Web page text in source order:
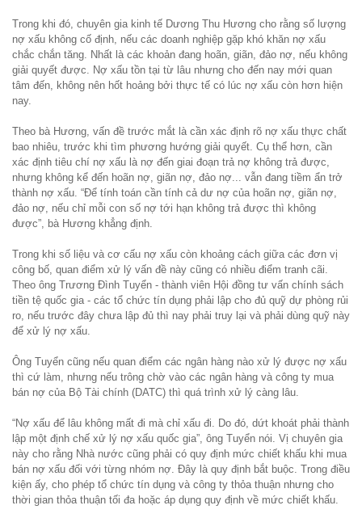
Trong khi đó, chuyên gia kinh tế Dương Thu Hương cho rằng số lượng
nợ xấu không cố định, nếu các doanh nghiệp gặp khó khăn nợ xấu
chắc chắn tăng. Nhất là các khoản đang hoãn, giãn, đảo nợ, nếu không
giải quyết được. Nợ xấu tồn tại từ lâu nhưng cho đến nay mới quan
tâm đến, không nên hốt hoảng bởi thực tế có lúc nợ xấu còn hơn hiện
nay.
Theo bà Hương, vấn đề trước mắt là cần xác định rõ nợ xấu thực chất
bao nhiêu, trước khi tìm phương hướng giải quyết. Cụ thể hơn, cần
xác định tiêu chí nợ xấu là nợ đến giai đoạn trả nợ không trả được,
nhưng không kể đến hoãn nợ, giãn nợ, đảo nợ... vẫn đang tiềm ẩn trở
thành nợ xấu. “Để tính toán cần tính cả dư nợ của hoãn nợ, giãn nợ,
đảo nợ, nếu chỉ mỗi con số nợ tới hạn không trả được thì không
được”, bà Hương khẳng định.
Trong khi số liệu và cơ cấu nợ xấu còn khoảng cách giữa các đơn vị
công bố, quan điểm xử lý vấn đề này cũng có nhiều điểm tranh cãi.
Theo ông Trương Đình Tuyển - thành viên Hội đồng tư vấn chính sách
tiền tệ quốc gia - các tổ chức tín dụng phải lập cho đủ quỹ dự phòng rủi
ro, nếu trước đây chưa lập đủ thì nay phải truy lại và phải dùng quỹ này
để xử lý nợ xấu.
Ông Tuyển cũng nếu quan điểm các ngân hàng nào xử lý được nợ xấu
thì cứ làm, nhưng nếu trông chờ vào các ngân hàng và công ty mua
bán nợ của Bộ Tài chính (DATC) thì quá trình xử lý càng lâu.
“Nợ xấu để lâu không mất đi mà chỉ xấu đi. Do đó, dứt khoát phải thành
lập một định chế xử lý nợ xấu quốc gia”, ông Tuyển nói. Vị chuyên gia
này cho rằng Nhà nước cũng phải có quy định mức chiết khấu khi mua
bán nợ xấu đối với từng nhóm nợ. Đây là quy định bắt buộc. Trong điều
kiện ấy, cho phép tổ chức tín dụng và công ty thỏa thuận nhưng cho
thời gian thỏa thuận tối đa hoặc áp dụng quy định về mức chiết khấu.